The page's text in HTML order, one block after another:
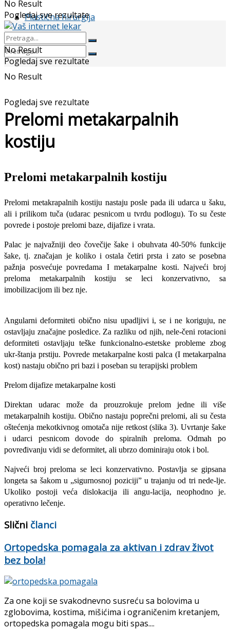
Plastična hirurgija
No Result
Pogledaj sve rezultate
No Result
Pogledaj sve rezultate
No Result
Pogledaj sve rezultate
Prelomi metakarpalnih
kostiju
Prelomi metakarpalnih kostiju
Prelomi metakrapalnih kostiju nastaju posle pada ili udarca u šaku,
ali i prilikom tuča (udarac pesnicom u tvrdu podlogu). To su česte
povrede i postoje prelomi ba­ze, dijafize i vrata.
Palac je najvažniji deo čovečije šake i obuhvata 40-50% funkcije
šake, tj. znača­jan je koliko i ostala četiri prsta i zato se posebna
pažnja posvećuje povredama I metakarpalne kosti. Najveći broj
preloma metakarpalnih kostiju se leci konzervativ­no, sa
imobilizacijom ili bez nje.
Angularni deformiteti obično nisu upa­dljivi i, se i ne koriguju, ne
ostavljaju zna­čajne posledice. Za razliku od njih, nele-čeni rotacioni
deformiteti ostavljaju teške funkcionalno-estetske probleme zbog
ukr-štanja prstiju. Povrede metakarpalne kosti palca (I metakarpalna
kost) nastaju obič­no pri bazi i poseban su terapijski problem
Prelom dijafize metakarpalne kosti
Direktan udarac može da prouzrokuje prelom jedne ili više
metakarpalnih kosti­ju. Obično nastaju poprečni prelomi, ali su česta
oštećenja mekotkivnog omotača nije retkost (slika 3). Uvrtanje šake
i uda­rci pesnicom dovode do spiralnih preloma. Odmah po
povređivanju vidi se deformitet, ali ubrzo dominiraju otok i bol.
Najveći broj preloma se leci konzervativ­no. Postavlja se gipsana
longeta sa šakom u „sigurnosnoj poziciji” u trajanju od tri nede-lje.
Ukoliko postoji veća dislokacija ili angu-lacija, neophodno je.
operativno lečenje.
Slični članci
Ortopedska pomagala za aktivan i zdrav život
bez bola!
Za one koji se svakodnevno susreću sa bolovima u
zglobovima, kostima, mišićima i ograničenim kretanjem,
ortopedska pomagala mogu biti spas....